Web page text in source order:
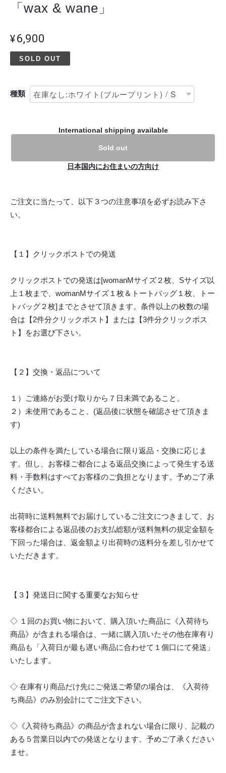
「wax & wane」
¥6,900
SOLD OUT
種類
International shipping available
Sold out
日本国内にお住まいの方向け
ご注文に当たって、以下３つの注意事項を必ずお読み下さ
い。
【１】クリックポストでの発送
クリックポストでの発送は[womanMサイズ２枚、Sサイズ以
上１枚まで、womanMサイズ１枚＆トートバッグ１枚、トー
トバッグ２枚]までとさせて頂きます。条件以上の枚数の場
合は【2件分クリックポスト】または【3件分クリックポス
ト】をお選び下さい。
【２】交換・返品について
１）ご連絡がお受け取りから７日未満であること。
２）未使用であること。(返品後に状態を確認させて頂きま
す)
以上の条件を満たしている場合に限り返品・交換に応じま
す。但し、お客様ご都合による返品交換によって発生する送
料・手数料はすべてお客様のご負担となります。予めご了承
ください。
出荷時に送料無料でお届けしているご注文につきまして、お
客様都合による返品後のお支払総額が送料無料の規定金額を
下回った場合は、返金額より出荷時の送料分を差し引かせて
いただきます。
【３】発送日に関する重要なお知らせ
◇ １回のお買い物において、購入頂いた商品に《入荷待ち
商品》が含まれる場合は、一緒に購入頂いたその他在庫有り
商品も「入荷日が最も遅い商品に合わせて１個口にて発送」
いたします。
◇ 在庫有り商品だけ先にご発送ご希望の場合は、《入荷待
ち商品》のみ別会計にてご注文下さい。
◇《入荷待ち商品》の商品が含まれない場合に限り、記載の
ある５営業日以内での発送となります。予めご了承ください
ませ。